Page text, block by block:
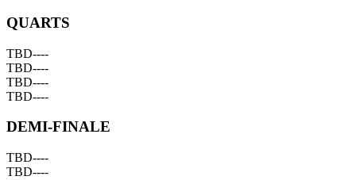
QUARTS
TBD----
TBD----
TBD----
TBD----
DEMI-FINALE
TBD----
TBD----